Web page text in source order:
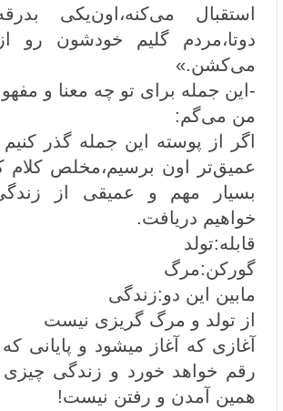
استقبال می‌کنه،اون‌یکی
دوتا،مردم گلیم خودشون رو
می‌کشن.»
-این جمله برای تو چه معنا و
من می‌گم:
اگر از پوسته‌ این جمله گذر کنیم
عمیق‌تر اون برسیم،مخلص کلام
بسیار مهم و عمیقی از
خواهیم دریافت.
قابله:تولد
گورکن:مرگ
مابین این دو:زندگی
از تولد و مرگ گریزی نیست
آغازی که آغاز میشود و پایانی
رقم خواهد خورد و زندگی
همین آمدن و رفتن نیست!